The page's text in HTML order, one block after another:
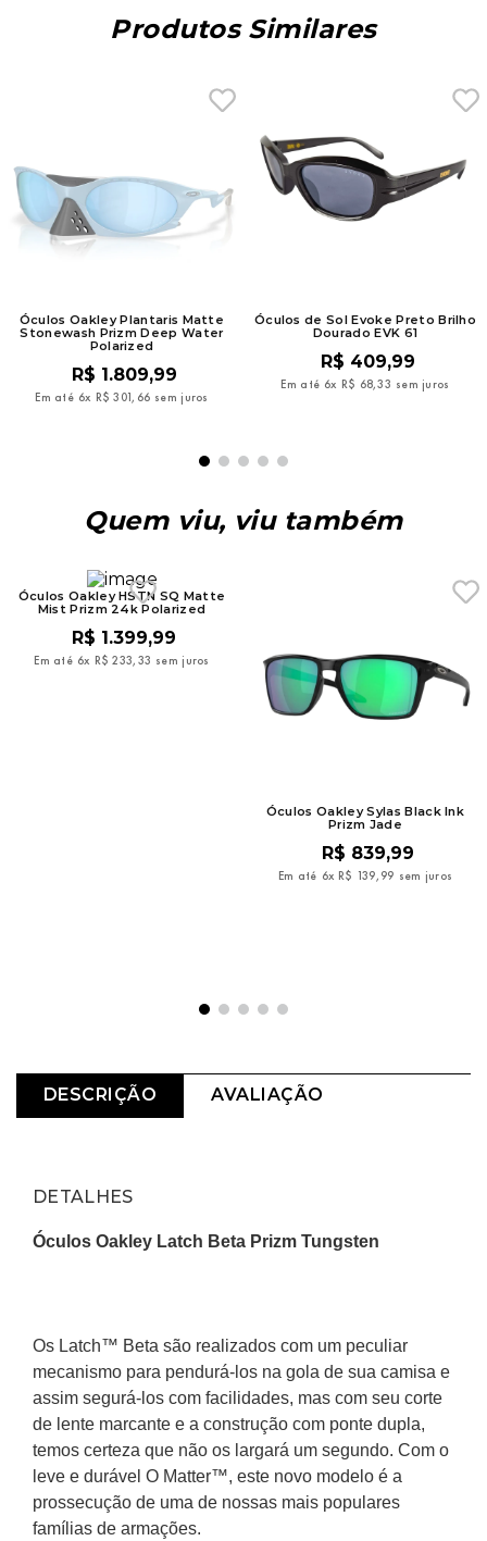
Produtos Similares
Óculos Oakley Plantaris Matte
Stonewash Prizm Deep Water
Polarized
R$ 1.809,99
Em até 6x R$ 301, 66 sem juros
Óculos de Sol Evoke Preto Brilho
Dourado EVK 61
R$ 409,99
Em até 6x R$ 68,33 sem juros
Quem viu, viu também
Óculos Oakley HSTN SQ Matte
Mist Prizm 24k Polarized
R$ 1.399,99
Em até 6x R$ 233, 33 sem juros
Óculos Oakley Sylas Black Ink
Prizm Jade
R$ 839,99
Em até 6x R$ 139, 99 sem juros
DESCRIÇÃO AVALIAÇÃO
DETALHES
Óculos Oakley Latch Beta Prizm Tungsten
Os Latch™ Beta são realizados com um peculiar
mecanismo para pendurá-los na gola de sua camisa e
assim segurá-los com facilidades, mas com seu corte
de lente marcante e a construção com ponte dupla,
temos certeza que não os largará um segundo. Com o
leve e durável O Matter™, este novo modelo é a
prossecução de uma de nossas mais populares
famílias de armações.